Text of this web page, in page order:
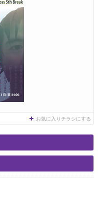
お気に入りチラシにする